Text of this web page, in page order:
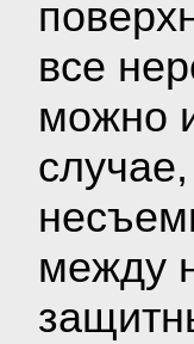
все
можно
между